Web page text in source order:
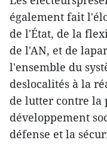
également fait
de l'État, de la
de l'AN, et de
l'ensemble du
deslocalités à la
de lutter contre la
développement
défense et la